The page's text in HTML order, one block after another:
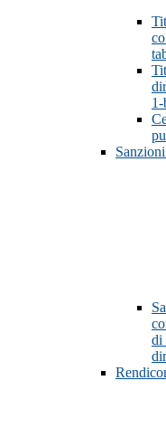
di